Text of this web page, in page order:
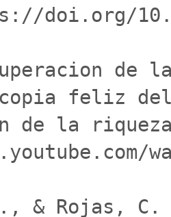
doi.org/
de
feliz
de la
& Rojas, C.